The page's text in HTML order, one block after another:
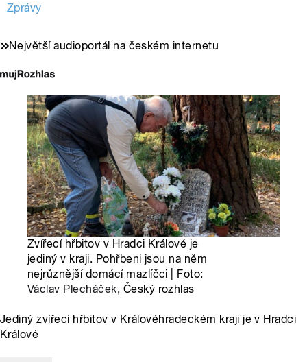
Zprávy
Největší audioportál na českém internetu
Zvířecí hřbitov v Hradci Králové je
jediný v kraji. Pohřbeni jsou na něm
nejrůznější domácí mazlíčci | Foto:
Václav Plecháček, Český rozhlas
Jediný zvířecí hřbitov v Královéhradeckém kraji je v Hradci
Králové